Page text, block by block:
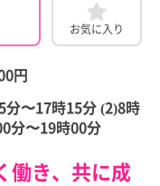
お気に入り
円
分〜17時15分 (2)8時
分〜19時00分
働き、共に成